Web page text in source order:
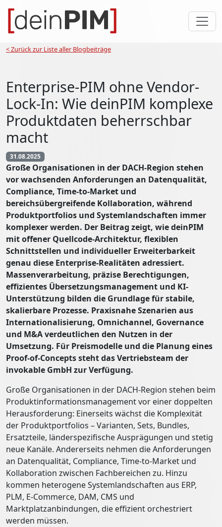
< Zurück zur Liste aller Blogbeiträge
Enterprise-PIM ohne Vendor-
Lock-In: Wie deinPIM komplexe
Produktdaten beherrschbar
macht
31.08.2025
Große Organisationen in der DACH-Region stehen
vor wachsenden Anforderungen an Datenqualität,
Compliance, Time-to-Market und
bereichsübergreifende Kollaboration, während
Produktportfolios und Systemlandschaften immer
komplexer werden. Der Beitrag zeigt, wie deinPIM
mit offener Quellcode-Architektur, flexiblen
Schnittstellen und individueller Erweiterbarkeit
genau diese Enterprise-Realitäten adressiert.
Massenverarbeitung, präzise Berechtigungen,
effizientes Übersetzungsmanagement und KI-
Unterstützung bilden die Grundlage für stabile,
skalierbare Prozesse. Praxisnahe Szenarien aus
Internationalisierung, Omnichannel, Governance
und M&A verdeutlichen den Nutzen in der
Umsetzung. Für Preismodelle und die Planung eines
Proof-of-Concepts steht das Vertriebsteam der
invokable GmbH zur Verfügung.
Große Organisationen in der DACH-Region stehen beim
Produktinformationsmanagement vor einer doppelten
Herausforderung: Einerseits wächst die Komplexität
der Produktportfolios – Varianten, Sets, Bundles,
Ersatzteile, länderspezifische Ausprägungen und stetig
neue Kanäle. Andererseits nehmen die Anforderungen
an Datenqualität, Compliance, Time-to-Market und
Kollaboration zwischen Fachbereichen zu. Hinzu
kommen heterogene Systemlandschaften aus ERP,
PLM, E-Commerce, DAM, CMS und
Marktplatzanbindungen, die effizient orchestriert
werden müssen.